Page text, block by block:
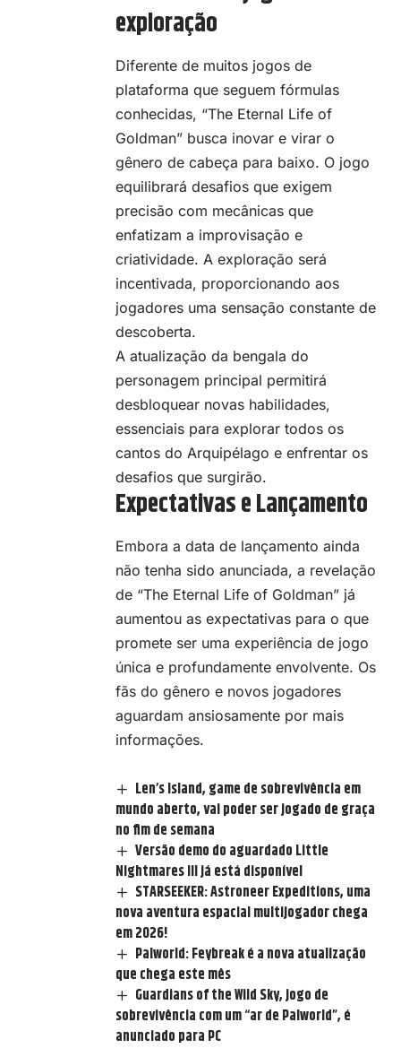
exploração
Diferente de muitos jogos de
plataforma que seguem fórmulas
conhecidas, “The Eternal Life of
Goldman” busca inovar e virar o
gênero de cabeça para baixo. O jogo
equilibrará desafios que exigem
precisão com mecânicas que
enfatizam a improvisação e
criatividade. A exploração será
incentivada, proporcionando aos
jogadores uma sensação constante de
descoberta.
A atualização da bengala do
personagem principal permitirá
desbloquear novas habilidades,
essenciais para explorar todos os
cantos do Arquipélago e enfrentar os
desafios que surgirão.
Expectativas e Lançamento
Embora a data de lançamento ainda
não tenha sido anunciada, a revelação
de “The Eternal Life of Goldman” já
aumentou as expectativas para o que
promete ser uma experiência de jogo
única e profundamente envolvente. Os
fãs do gênero e novos jogadores
aguardam ansiosamente por mais
informações.
Len’s Island, game de sobrevivência em
mundo aberto, vai poder ser jogado de graça
no fim de semana
Versão demo do aguardado Little
Nightmares III já está disponível
STARSEEKER: Astroneer Expeditions, uma
nova aventura espacial multijogador chega
em 2026!
Palworld: Feybreak é a nova atualização
que chega este mês
Guardians of the Wild Sky, jogo de
sobrevivência com um “ar de Palworld”, é
anunciado para PC